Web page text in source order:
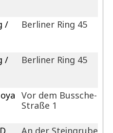
/
Berliner Ring 45
/
Berliner Ring 45
Vor dem Bussche-
Straße 1